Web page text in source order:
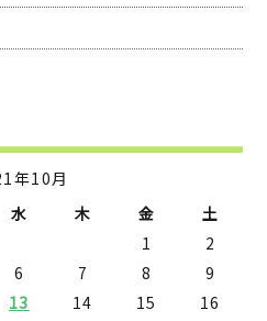
年10月
水 木 金
土
1
2
6 7 8
9
13 14 15
16